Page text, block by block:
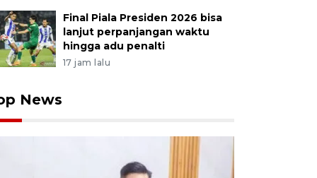
Final Piala Presiden 2026 bisa
lanjut perpanjangan waktu
hingga adu penalti
17 jam lalu
News